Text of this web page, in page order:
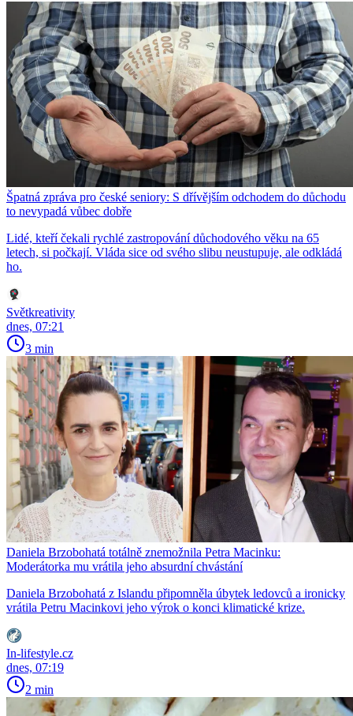
Špatná zpráva pro české seniory: S dřívějším odchodem do důchodu
to nevypadá vůbec dobře
Lidé, kteří čekali rychlé zastropování důchodového věku na 65
letech, si počkají. Vláda sice od svého slibu neustupuje, ale odkládá
ho.
Světkreativity
dnes, 07:21
3 min
Daniela Brzobohatá totálně znemožnila Petra Macinku:
Moderátorka mu vrátila jeho absurdní chvástání
Daniela Brzobohatá z Islandu připomněla úbytek ledovců a ironicky
vrátila Petru Macinkovi jeho výrok o konci klimatické krize.
In-lifestyle.cz
dnes, 07:19
2 min